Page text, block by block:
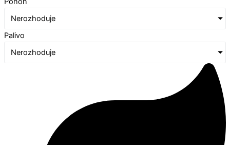
Nerozhoduje
Palivo
Nerozhoduje